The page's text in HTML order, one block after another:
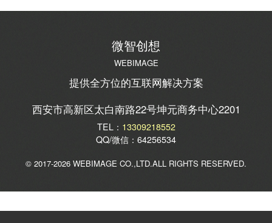
微智创想
WEBIMAGE
提供全方位的互联网解决方案
西安市高新区太白南路22号坤元商务中心2201
TEL： 13309218552
QQ/微信：64256534
© 2017-2026 WEBIMAGE CO.,LTD.ALL RIGHTS RESERVED.